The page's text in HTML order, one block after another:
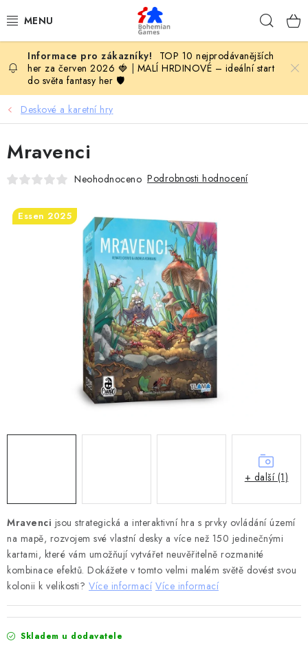
na
KOMPLETNÍ NABÍDKA HER
PODLE VĚKU
DESKOHERNÍ KLUBY, DDM, KNIHOVNY A JINÉ
ZÁJMOVÉ ORGANIZACE
ZÁKLADNÍ A MATEŘSKÉ ŠKOLY, STŘEDNÍ ŠKOLY A
JINÁ VZDĚLÁVACÍ ZAŘÍZENÍ
Obchodní podmínky
Podmínky ochrany osobních údajů
Deskoherní kluby, DDM, knihovny a jiné zájmové organizace
Kalendář akcí Bohemian Games 🎉
Kde koupit hry Bohemian Games
Zákaznická podpora
Provizní systém
TOP 10 nejprodávanějších
her za červen 2026 🍓
MALÍ HRDINOVÉ – ideální start
do světa fantasy her 🛡️
Deskové a karetní hry
Mravenci jsou strategická a interaktivní hra s prvky ovládání území
na mapě, rozvojem své vlastní desky a více než 150 jedinečnými
kartami, které vám umožňují vytvářet neuvěřitelně rozmanité
kombinace efektů. Dokážete v tomto velmi malém světě dovést svou
kolonii k velikosti? Více informací Více informací
Skladem u dodavatele
Mravenci
Neohodnoceno Podrobnosti hodnocení
Essen 2025
+ další (1)